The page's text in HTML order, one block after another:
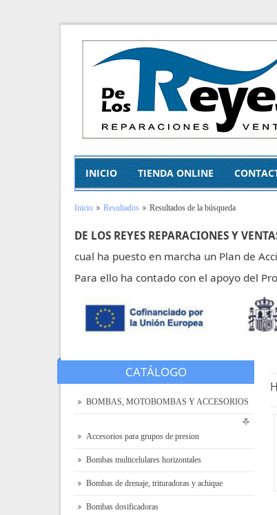
INICIO TIENDA ONLINE
Inicio Resultados Resultados de la búsqueda
DE LOS REYES REPARACIONES Y
cual ha puesto en marcha un Plan de
Para ello ha contado con el apoyo del
CATÁLOGO
BOMBAS, MOTOBOMBAS Y ACCESORIOS
Accesorios para grupos de presion
Bombas multicelulares horizontales
Bombas de drenaje, trituradoras y achique
Bombas dosificadoras